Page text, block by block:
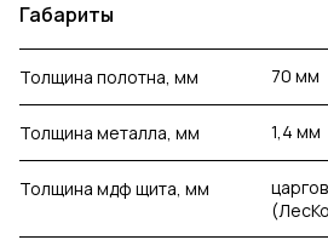
Габариты
Толщина полотна, мм 70 мм
Толщина металла, мм 1,4 мм
Толщина мдф щита, мм